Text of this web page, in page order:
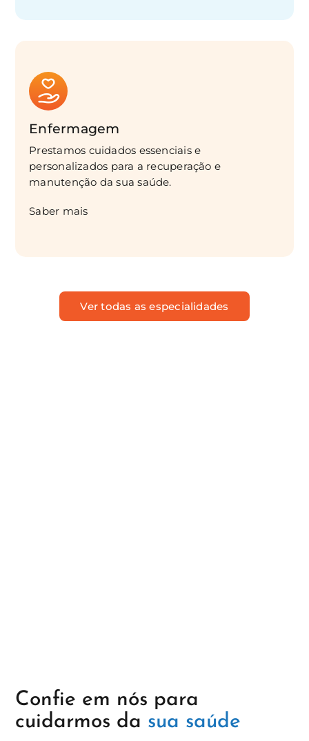
Enfermagem
Prestamos cuidados essenciais e
personalizados para a recuperação e
manutenção da sua saúde.
Saber mais
Ver todas as especialidades
Confie em nós para
cuidarmos da sua saúde